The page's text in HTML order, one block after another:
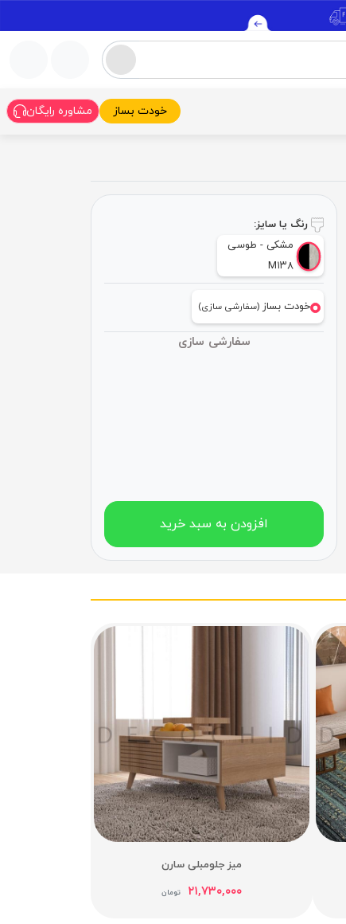
خودت بساز مشاوره رایگان
رنگ یا سایز:
مشکی - طوسی
M۱۳۸
خودت بساز(سفارشی سازی)
سفارشی سازی
افزودن به سبد خرید
میز جلومبلی سارن
۲۱,۷۳۰,۰۰۰ تومان